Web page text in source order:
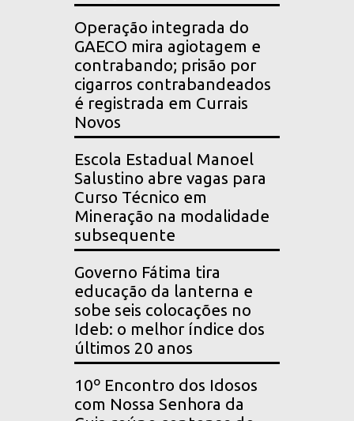
Operação integrada do
GAECO mira agiotagem e
contrabando; prisão por
cigarros contrabandeados
é registrada em Currais
Novos
Escola Estadual Manoel
Salustino abre vagas para
Curso Técnico em
Mineração na modalidade
subsequente
Governo Fátima tira
educação da lanterna e
sobe seis colocações no
Ideb: o melhor índice dos
últimos 20 anos
10º Encontro dos Idosos
com Nossa Senhora da